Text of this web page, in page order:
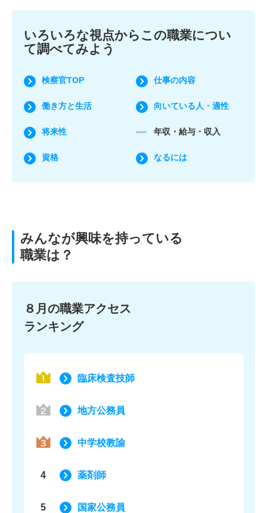
いろいろな視点からこの職業につい
て調べてみよう
検察官TOP 仕事の内容
働き方と生活 向いている人・適性
将来性 年収・給与・収入
資格 なるには
みんなが興味を持っている
職業は？
８月の職業アクセス
ランキング
臨床検査技師
地方公務員
中学校教諭
4 薬剤師
5 国家公務員